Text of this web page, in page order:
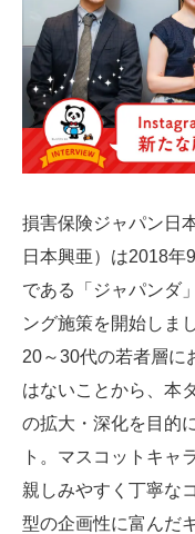
損害保険ジャパン日
日本興亜）は2018年
である「ジャパンダ
ング施策を開始しま
20～30代の若者層に
はないことから、本
の拡大・深化を目的
ト。マスコットキャ
親しみやすく丁寧な
型の企画性に富んだ